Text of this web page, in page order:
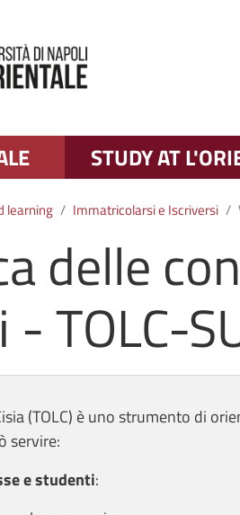
STUDY AT
learning Immatricolarsi e Iscriversi
delle
TOLC-
(TOLC) è uno strumento di
servire:
e studenti: